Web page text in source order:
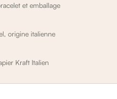
et emballage
origine italienne
Kraft Italien